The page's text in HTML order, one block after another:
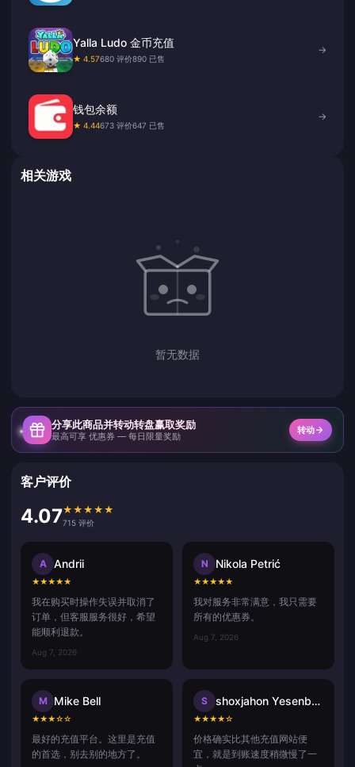
Yalla Ludo 金币充值
★ 4.57680 评价890 已售
→
钱包余额
★ 4.44673 评价647 已售
→
相关游戏
暂无数据
分享此商品并转动转盘赢取奖励
最高可享 优惠券 — 每日限量奖励
转动
客户评价
4.07★ ★ ★ ★ ★
715 评价
A Andrii
★★★★★
我在购买时操作失误并取消了
订单，但客服服务很好，希望
能顺利退款。
Aug 7, 2026
N Nikola Petrić
★★★★★
我对服务非常满意，我只需要
所有的优惠券。
Aug 7, 2026
M Mike Bell
★★★☆☆
最好的充值平台。这里是充值
的首选，别去别的地方了。
S shoxjahon Yesenboyev
★★★★☆
价格确实比其他充值网站便
宜，就是到账速度稍微慢了一